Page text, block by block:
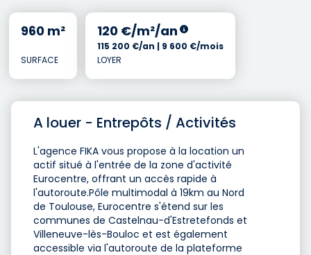
960 m²
SURFACE
120 €/m²/an
115 200 €/an | 9 600 €/mois
LOYER
A louer - Entrepôts / Activités
L'agence FIKA vous propose à la location un
actif situé à l'entrée de la zone d'activité
Eurocentre, offrant un accès rapide à
l'autoroute.Pôle multimodal à 19km au Nord
de Toulouse, Eurocentre s'étend sur les
communes de Castelnau-d'Estretefonds et
Villeneuve-lès-Bouloc et est également
accessible via l'autoroute de la plateforme